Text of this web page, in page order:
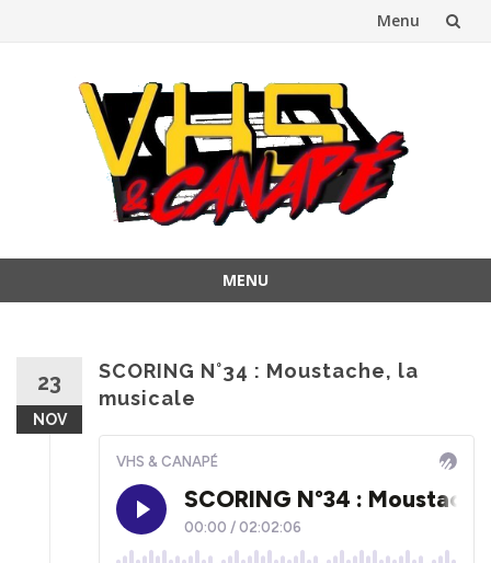
Menu
MENU
23
NOV
SCORING N°34 : Moustache, la
musicale